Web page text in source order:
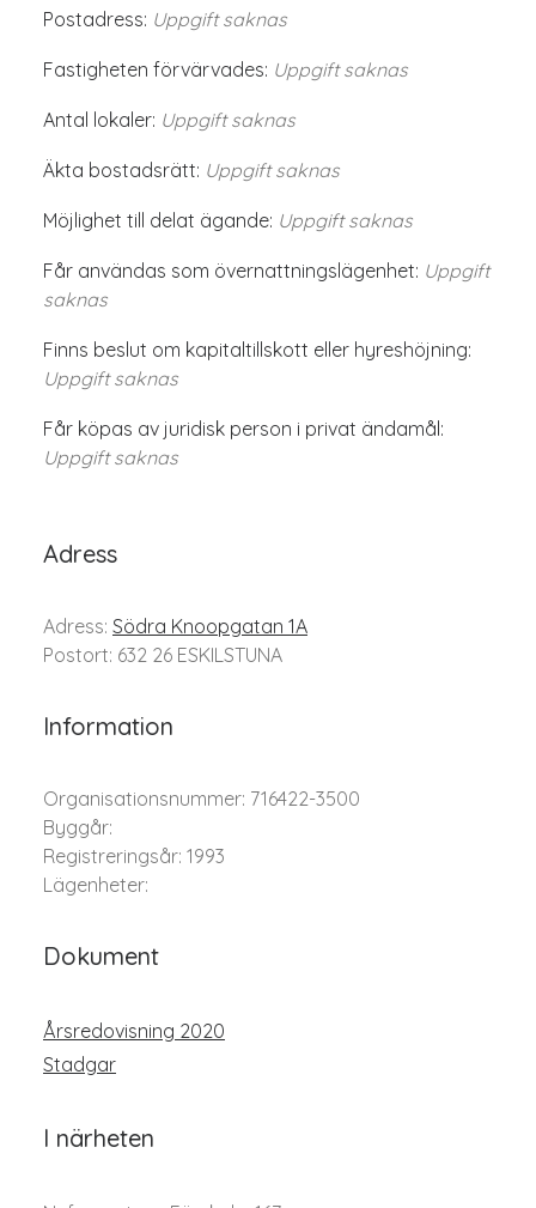
Postadress: Uppgift saknas
Fastigheten förvärvades: Uppgift saknas
Antal lokaler: Uppgift saknas
Äkta bostadsrätt: Uppgift saknas
Möjlighet till delat ägande: Uppgift saknas
Får användas som övernattningslägenhet: Uppgift
saknas
Finns beslut om kapitaltillskott eller hyreshöjning:
Uppgift saknas
Får köpas av juridisk person i privat ändamål:
Uppgift saknas
Adress
Adress: Södra Knoopgatan 1A
Postort: 632 26 ESKILSTUNA
Information
Organisationsnummer: 716422-3500
Byggår:
Registreringsår: 1993
Lägenheter:
Dokument
Årsredovisning 2020
Stadgar
I närheten